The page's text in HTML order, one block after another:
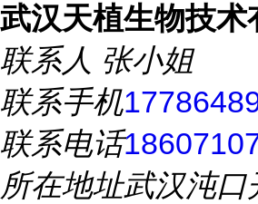
武汉天植生物技术
联系人 张小姐
联系手机
联系电话
所在地址武汉沌口